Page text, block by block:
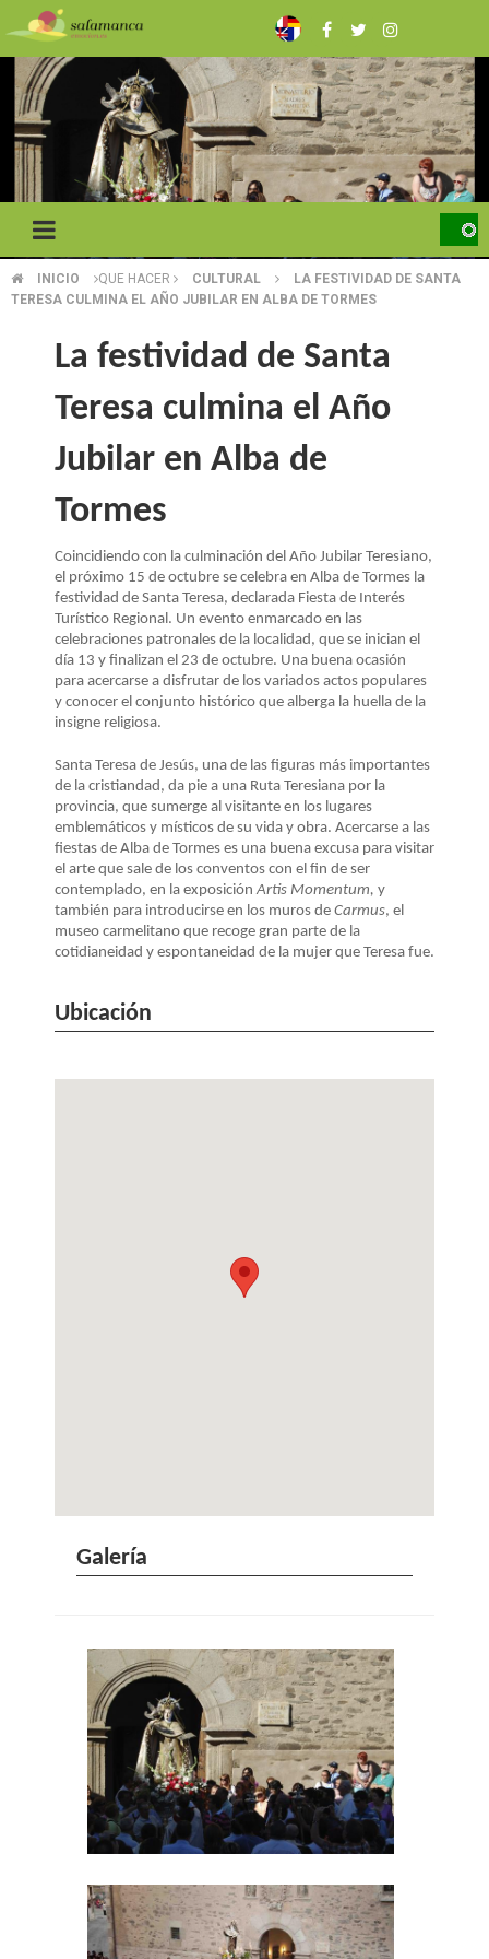
Pasar
al
contenido
principal
SOBRESCRIBIR
AYUDA
INICIO QUE HACER CULTURAL
LA FESTIVIDAD DE SANTA
TERESA CULMINA EL AÑO JUBILAR EN ALBA DE TORMES
La festividad de Santa
Teresa culmina el Año
Jubilar en Alba de
Tormes
Coincidiendo con la culminación del Año Jubilar Teresiano,
el próximo 15 de octubre se celebra en Alba de Tormes la
festividad de Santa Teresa, declarada Fiesta de Interés
Turístico Regional. Un evento enmarcado en las
celebraciones patronales de la localidad, que se inician el
día 13 y finalizan el 23 de octubre. Una buena ocasión
para acercarse a disfrutar de los variados actos populares
y conocer el conjunto histórico que alberga la huella de la
insigne religiosa.
Santa Teresa de Jesús, una de las figuras más importantes
de la cristiandad, da pie a una Ruta Teresiana por la
provincia, que sumerge al visitante en los lugares
emblemáticos y místicos de su vida y obra. Acercarse a las
fiestas de Alba de Tormes es una buena excusa para visitar
el arte que sale de los conventos con el fin de ser
contemplado, en la exposiciónArtis Momentum, y
también para introducirse en los muros de Carmus, el
museo carmelitano que recoge gran parte de la
cotidianeidad y espontaneidad de la mujer que Teresa fue.
Ubicación
Galería